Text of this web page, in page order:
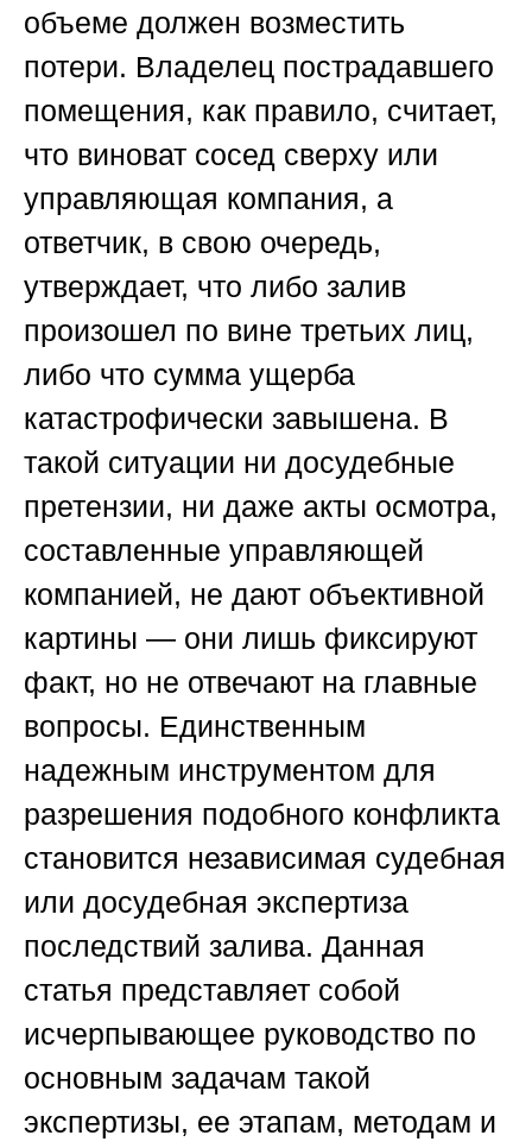
объеме должен возместить
потери. Владелец пострадавшего
помещения, как правило, считает,
что виноват сосед сверху или
управляющая компания, а
ответчик, в свою очередь,
утверждает, что либо залив
произошел по вине третьих лиц,
либо что сумма ущерба
катастрофически завышена. В
такой ситуации ни досудебные
претензии, ни даже акты осмотра,
составленные управляющей
компанией, не дают объективной
картины — они лишь фиксируют
факт, но не отвечают на главные
вопросы. Единственным
надежным инструментом для
разрешения подобного конфликта
становится независимая судебная
или досудебная экспертиза
последствий залива. Данная
статья представляет собой
исчерпывающее руководство по
основным задачам такой
экспертизы, ее этапам, методам и